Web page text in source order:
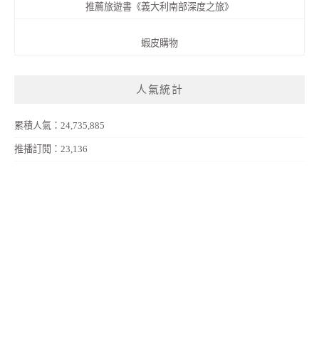
推薦旅遊書《義大利南部深度之旅》
蝦皮購物
人氣統計
累積人氣：24,735,885
推播訂閱：23,136